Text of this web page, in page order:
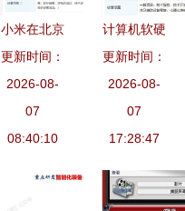
小米在北京
成立景润科
技公司，深
化布局计算
机软硬件生
更新时间：
2026-08-
07
08:40:10
计算机软硬
件及辅助设
备零售 潜
力与挑战并
存的市场蓝
更新时间：
2026-08-
07
17:28:47